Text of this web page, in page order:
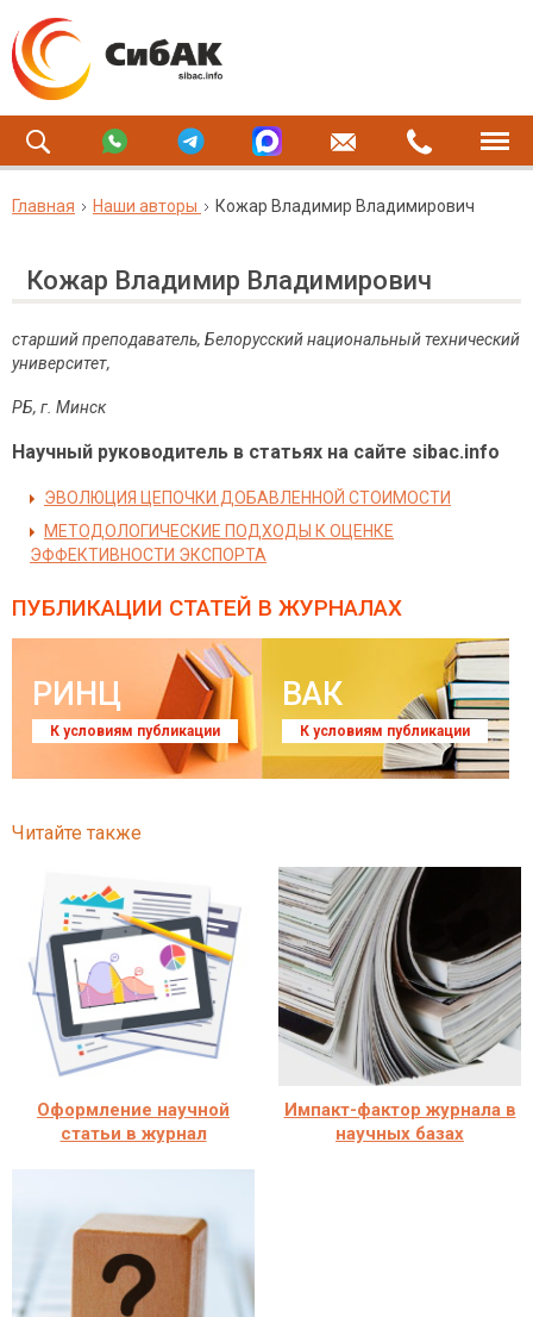
Главная Наши авторы Кожар Владимир Владимирович
Кожар Владимир Владимирович
старший преподаватель, Белорусский национальный технический
университет,
РБ, г. Минск
Научный руководитель в статьях на сайте sibac.info
ЭВОЛЮЦИЯ ЦЕПОЧКИ ДОБАВЛЕННОЙ СТОИМОСТИ
МЕТОДОЛОГИЧЕСКИЕ ПОДХОДЫ К ОЦЕНКЕ
ЭФФЕКТИВНОСТИ ЭКСПОРТА
ПУБЛИКАЦИИ СТАТЕЙ В ЖУРНАЛАХ
РИНЦ
К условиям публикации
ВАК
К условиям публикации
Читайте также
Оформление научной
статьи в журнал
Импакт-фактор журнала в
научных базах